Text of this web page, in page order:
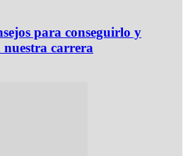
para conseguirlo y
nuestra carrera